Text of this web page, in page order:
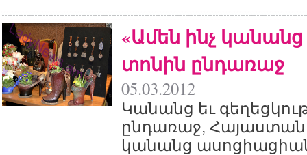
«Ամեն ինչ
տոնին ընդառաջ
05.03.2012
Կանանց եւ
ընդառաջ,
կանանց